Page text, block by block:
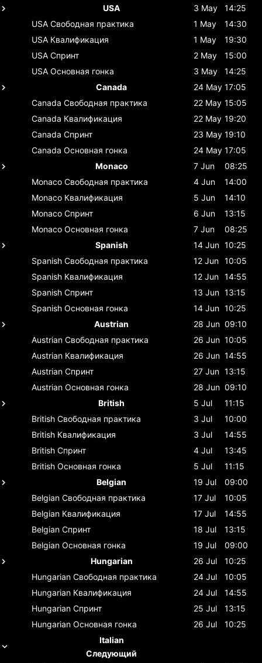
USA
3 May
14:25
USA Свободная практика 1 May
14:30
USA Квалификация 1 May
19:30
USA Спринт 2 May
15:00
USA Основная гонка 3 May
14:25
Canada
24 May 17:05
Canada Свободная практика 22 May 15:05
Canada Квалификация 22 May 19:20
Canada Спринт 23 May 19:10
Canada Основная гонка 24 May 17:05
Monaco
7 Jun
08:25
Monaco Свободная практика 4 Jun
14:00
Monaco Квалификация 5 Jun
14:10
Monaco Спринт 6 Jun
13:15
Monaco Основная гонка 7 Jun
08:25
Spanish
14 Jun 10:25
Spanish Свободная практика 12 Jun 10:05
Spanish Квалификация 12 Jun 14:55
Spanish Спринт 13 Jun 13:15
Spanish Основная гонка 14 Jun 10:25
Austrian
28 Jun 09:10
Austrian Свободная практика 26 Jun 10:05
Austrian Квалификация 26 Jun 14:55
Austrian Спринт 27 Jun 13:15
Austrian Основная гонка 28 Jun 09:10
British
5 Jul
11:15
British Свободная практика 3 Jul
10:00
British Квалификация 3 Jul
14:55
British Спринт 4 Jul
13:45
British Основная гонка 5 Jul
11:15
Belgian
19 Jul
09:00
Belgian Свободная практика 17 Jul
10:05
Belgian Квалификация 17 Jul
14:55
Belgian Спринт 18 Jul
13:15
Belgian Основная гонка 19 Jul
09:00
Hungarian
26 Jul
10:25
Hungarian Свободная практика 24 Jul
10:05
Hungarian Квалификация 24 Jul
14:55
Hungarian Спринт 25 Jul
13:15
Hungarian Основная гонка 26 Jul
10:25
Italian
Следующий